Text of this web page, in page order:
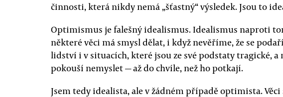
činnosti, která nikdy nemá „šťastný“ výsledek. Jsou to
Optimismus je falešný idealismus. Idealismus naproti
některé věci má smysl dělat, i když nevěříme, že se
lidství i v situacích, které jsou ze své podstaty tragické,
pokouší nemyslet — až do chvíle, než ho potkají.
Jsem tedy idealista, ale v žádném případě optimista.